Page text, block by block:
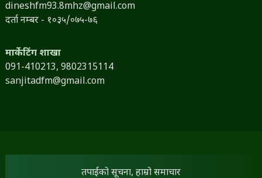
dineshfm93.8mhz@gmail.com
दर्ता नम्बर - १०३५/०७५-७६
मार्केटिंग शाखा
091-410213, 9802315114
sanjitadfm@gmail.com
तपाईंको सूचना, हाम्रो समाचार